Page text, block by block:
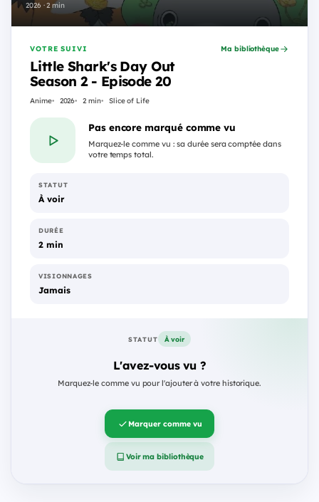
2026 · 2 min
VOTRE SUIVI
Little Shark's Day Out
Season 2 - Episode 20
Anime 2026 2 min Slice of Life
Ma bibliothèque
Pas encore marqué comme vu
Marquez-le comme vu : sa durée sera comptée dans
votre temps total.
STATUT
À voir
DURÉE
2 min
VISIONNAGES
Jamais
STATUT À voir
L'avez-vous vu ?
Marquez-le comme vu pour l'ajouter à votre historique.
Marquer comme vu
Voir ma bibliothèque